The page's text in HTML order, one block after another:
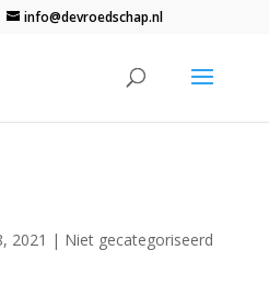
info@devroedschap.nl
2021 | Niet gecategoriseerd